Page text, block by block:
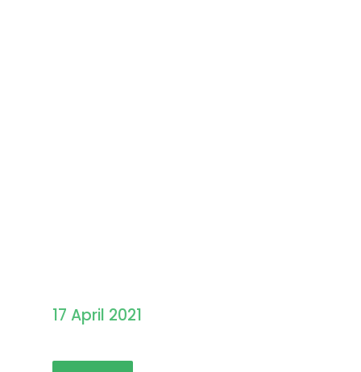
17 April 2021